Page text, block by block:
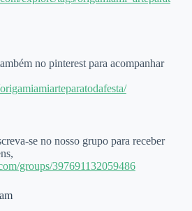
no pinterest para acompanhar
se no nosso grupo para receber
groups/397691132059486